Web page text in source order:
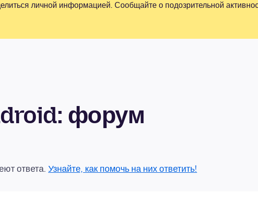
личной информацией. Сообщайте о подозрительной
форум
ответа. Узнайте, как помочь на них ответить!